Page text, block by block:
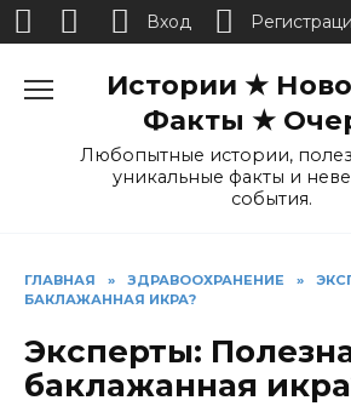
Истории ★
Факты ★
Любопытные истории,
уникальные факты и
события.
ГЛАВНАЯ » ЗДРАВООХРАНЕНИЕ »
БАКЛАЖАННАЯ ИКРА?
Эксперты:
баклажанная
Вход